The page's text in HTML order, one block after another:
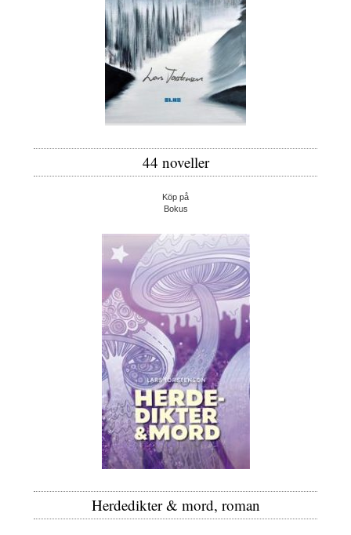
44 noveller
Köp på
Bokus
Herdedikter & mord, roman